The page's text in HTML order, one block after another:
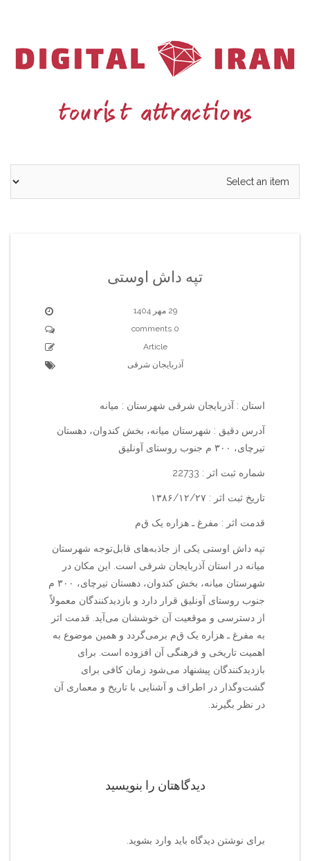
تپه داش اوستی
29 مهر 1404
0 comments
Article
آذربایجان شرقی
استان : آذربایجان شرقی شهرستان : میانه
آدرس دقیق : شهرستان میانه، بخش کندوان، دهستان
تیرچای، ۳۰۰ م جنوب روستای آونلیق
شماره ثبت اثر : 22733
تاریخ ثبت اثر : ۱۳۸۶/۱۲/۲۷
قدمت اثر : مفرغ ـ هزاره یک ق‌م‌
تپه داش اوستی یکی از جاذبه‌های قابل‌توجه شهرستان
میانه در استان آذربایجان شرقی است. این مکان در
شهرستان میانه، بخش کندوان، دهستان تیرچای، ۳۰۰ م
جنوب روستای آونلیق قرار دارد و بازدیدکنندگان معمولاً
از دسترسی و موقعیت آن خوششان می‌آید. قدمت اثر
به مفرغ ـ هزاره یک ق‌م‌ برمی‌گردد و همین موضوع به
اهمیت تاریخی و فرهنگی آن افزوده است. برای
بازدیدکنندگان پیشنهاد می‌شود زمان کافی برای
گشت‌وگذار در اطراف و آشنایی با تاریخ و معماری آن
در نظر بگیرند.
دیدگاهتان را بنویسید
برای نوشتن دیدگاه باید وارد بشوید